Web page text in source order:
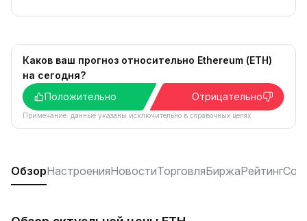
Каков ваш прогноз относительно Ethereum (ETH)
на сегодня?
Положительно
Отрицательно
Примечание: данные указаны исключительно в справочных целях.
ОбзорНастроенияНовостиТорговляБиржаРейтинг